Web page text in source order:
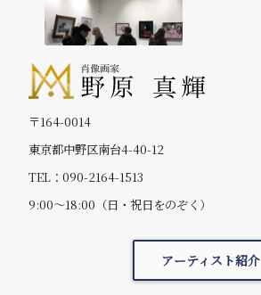
〒164-0014
東京都中野区南台4-40-12
TEL：090-2164-1513
9:00～18:00（日・祝日をのぞく）
アーティスト紹介